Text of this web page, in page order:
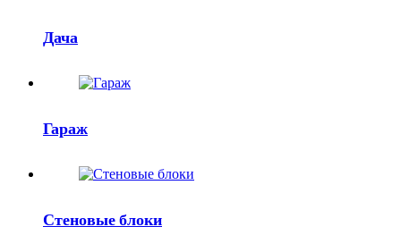
Дача
Гараж
Стеновые блоки